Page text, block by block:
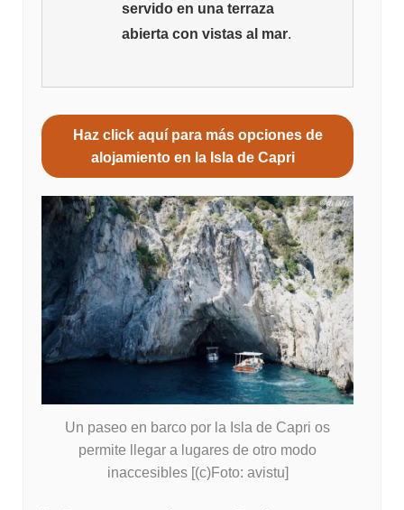
servido en una terraza
abierta con vistas al mar.
Haz click aquí para más opciones de
alojamiento en la Isla de Capri
Un paseo en barco por la Isla de Capri os
permite llegar a lugares de otro modo
inaccesibles [(c)Foto: avistu]